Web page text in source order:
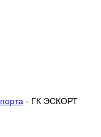
- ГК ЭСКОРТ